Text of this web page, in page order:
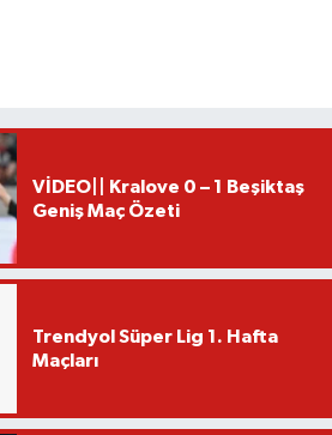
VİDEO|| Kralove 0 – 1 Beşiktaş
Geniş Maç Özeti
Trendyol Süper Lig 1. Hafta
Maçları